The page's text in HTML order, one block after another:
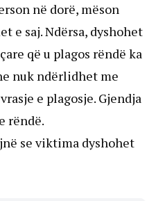
në dorë, mëson
e saj. Ndërsa, dyshohet
që u plagos rëndë ka
nuk ndërlidhet me
e plagosje. Gjendja
rëndë.
se viktima dyshohet